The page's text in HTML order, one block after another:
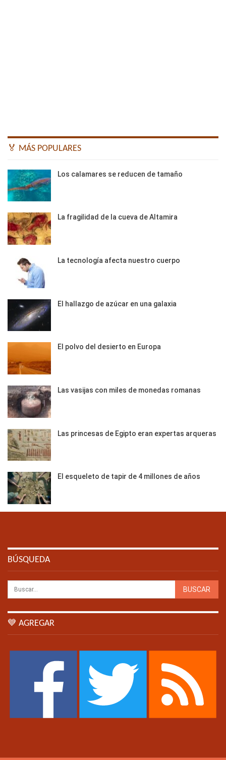
🏅 MÁS POPULARES
Los calamares se reducen de tamaño
La fragilidad de la cueva de Altamira
La tecnología afecta nuestro cuerpo
El hallazgo de azúcar en una galaxia
El polvo del desierto en Europa
Las vasijas con miles de monedas romanas
Las princesas de Egipto eran expertas arqueras
El esqueleto de tapir de 4 millones de años
BÚSQUEDA
💙 AGREGAR